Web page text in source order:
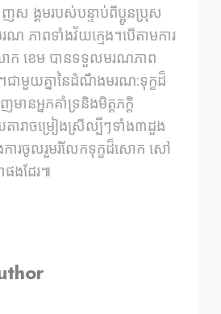
ង្គមរបស់បន្ទាប់ពីប្អូនប្រុស
ភាពទាំងវ័យក្មេង។បើតាមការ
ក ខេម បានទទួលមរណភាព
ជាមួយគ្នានៃដំណឹងមរណ:ទុក្ខដ៏
មានអ្នកគាំទ្រនិងមិត្តភក្តិ
ារាចម្រៀងស្រីល្បីៗទាំង៣ដួង
ការចូលរួមរំលែកទុក្ខដ៏សោក សៅ
ផងដែរ៕